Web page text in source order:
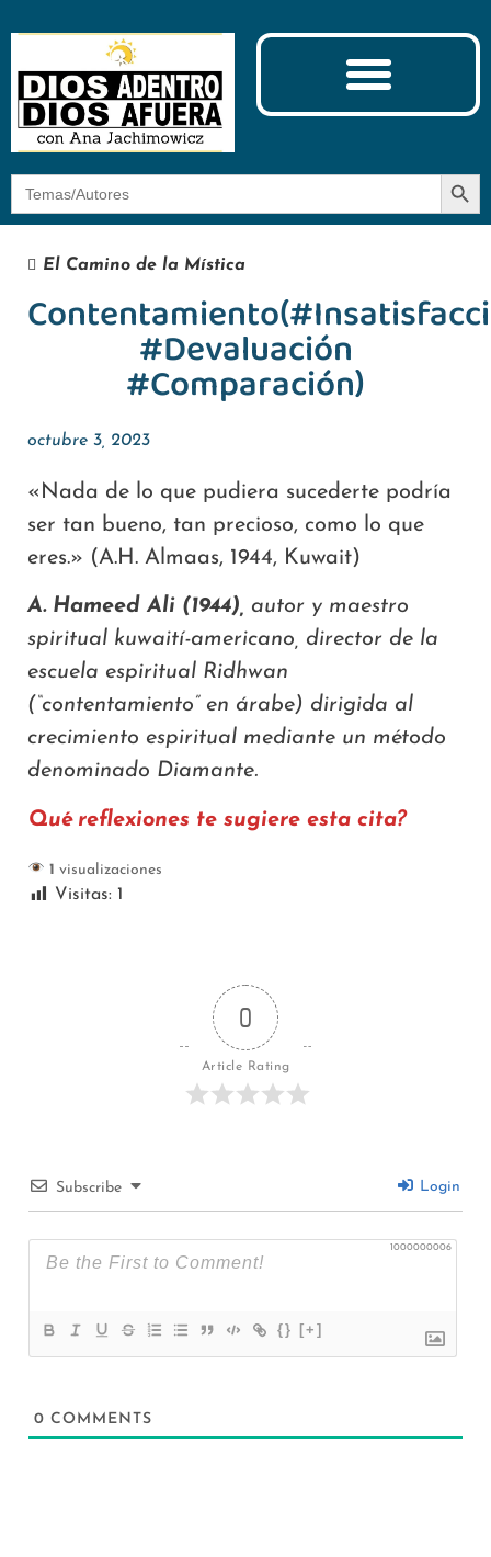
Botón
El Camino de la Mística
#Devaluación
#Comparación)
octubre 3, 2023
«Nada de lo que pudiera sucederte podría
ser tan bueno, tan precioso, como lo que
eres.» (A.H. Almaas, 1944, Kuwait)
A. Hameed Ali (1944), autor y maestro
spiritual kuwaití-americano, director de la
escuela espiritual Ridhwan
(“contentamiento” en árabe) dirigida al
crecimiento espiritual mediante un método
denominado Diamante.
Qué reflexiones te sugiere esta cita?
1 visualizaciones
Visitas: 1
0
Article Rating
Subscribe Login
1000000006
{} [+]
0 COMMENTS